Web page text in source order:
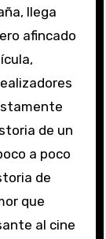
llega
afincado
de un
a poco
de
que
al cine